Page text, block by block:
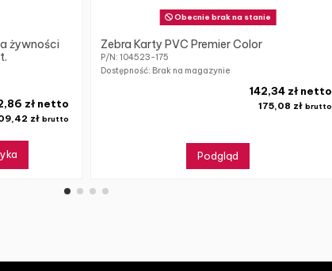
żywności
złbrutto
zł netto
Obecnie brak na stanie
Zebra Karty PVC Premier Color
P/N: 104523-175
Dostępność: Brak na magazynie
175,08 zł brutto
142,34 zł netto
Podgląd